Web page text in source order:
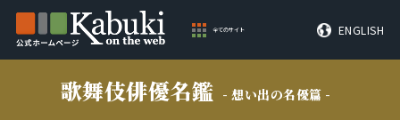
全てのサイト ENGLISH
歌舞伎俳優名鑑 - 想い出の名優篇 -